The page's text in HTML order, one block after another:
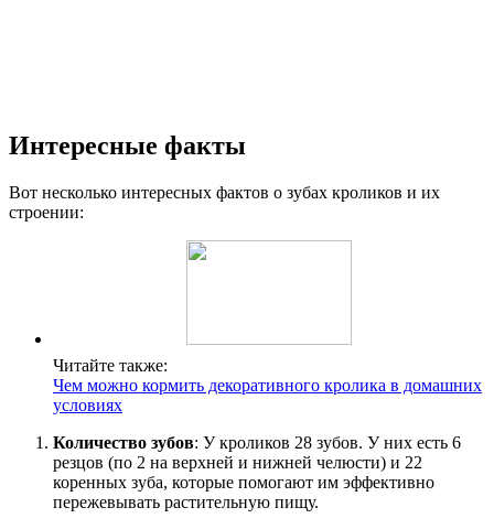
Интересные факты
Вот несколько интересных фактов о зубах кроликов и их
строении:
Читайте также:
Чем можно кормить декоративного кролика в домашних
условиях
Количество зубов: У кроликов 28 зубов. У них есть 6
резцов (по 2 на верхней и нижней челюсти) и 22
коренных зуба, которые помогают им эффективно
пережевывать растительную пищу.